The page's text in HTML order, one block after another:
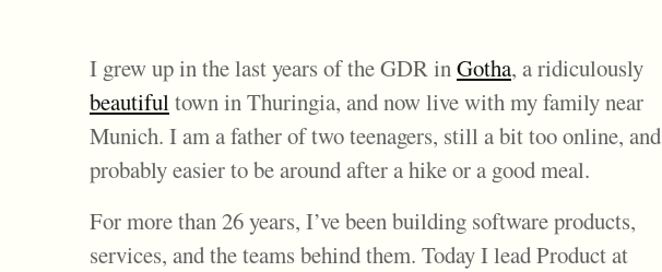
I grew up in the last years of the GDR inGotha, a ridiculously
beautifultown in Thuringia, and now live with my family near
Munich. I am a father of two teenagers, still a bit too online, and
probably easier to be around after a hike or a good meal.
For more than 26 years, I’ve been building software products,
services, and the teams behind them. Today I lead Product at